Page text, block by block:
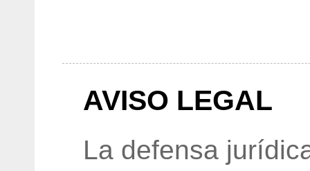
AVISO LEGAL
La defensa